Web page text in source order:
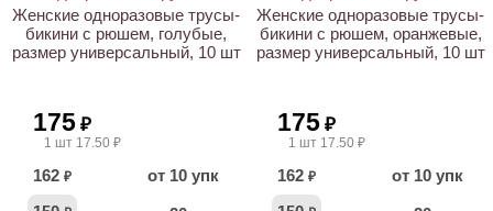
Женские одноразовые трусы-
бикини с рюшем, голубые,
размер универсальный, 10 шт
175 ₽
1 шт 17.50 ₽
162 ₽
от 10 упк
Женские одноразовые трусы-
бикини с рюшем, оранжевые,
размер универсальный, 10 шт
175 ₽
1 шт 17.50 ₽
162 ₽
от 10 упк